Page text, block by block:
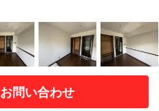
お問い合わせ